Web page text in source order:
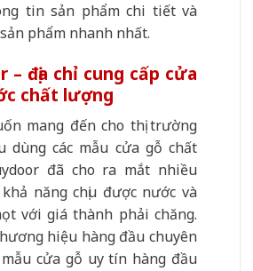
tin sản phẩm chi tiết và
phẩm nhanh nhất.
– địa chỉ cung cấp cửa
chất lượng
mang đến cho thị trường
dùng các mẫu cửa gỗ chất
đã cho ra mắt nhiều
năng chịu được nước và
với giá thành phải chăng.
hiệu hàng đầu chuyên
mẫu cửa gỗ uy tín hàng đầu